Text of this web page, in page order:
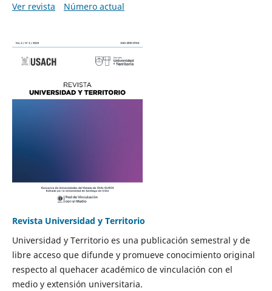
Ver revista
Número actual
Revista Universidad y Territorio
Universidad y Territorio es una publicación semestral y de
libre acceso que difunde y promueve conocimiento original
respecto al quehacer académico de vinculación con el
medio y extensión universitaria.